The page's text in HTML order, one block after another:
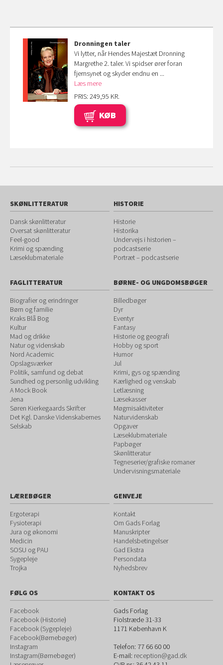
Dronningen taler
Vi lytter, når Hendes Majestæt Dronning
Margrethe 2. taler. Vi spidser ører foran
fjernsynet og skyder endnu en ...
Læs mere
PRIS: 249,95 KR.
KØB
SKØNLITTERATUR
Dansk skønlitteratur
Oversat skønlitteratur
Feel-good
Krimi og spænding
Læseklubmateriale
HISTORIE
Historie
Historika
Undervejs i historien –
podcastserie
Portræt – podcastserie
FAGLITTERATUR
Biografier og erindringer
Børn og familie
Kraks Blå Bog
Kultur
Mad og drikke
Natur og videnskab
Nord Academic
Opslagsværker
Politik, samfund og debat
Sundhed og personlig udvikling
A Mock Book
Jena
Søren Kierkegaards Skrifter
Det Kgl. Danske Videnskabernes
Selskab
BØRNE- OG UNGDOMSBØGER
Billedbøger
Dyr
Eventyr
Fantasy
Historie og geografi
Hobby og sport
Humor
Jul
Krimi, gys og spænding
Kærlighed og venskab
Letlæsning
Læsekasser
Møgmisaktiviteter
Naturvidenskab
Opgaver
Læseklubmateriale
Papbøger
Skønlitteratur
Tegneserier/grafiske romaner
Undervisningsmateriale
LÆREBØGER
Ergoterapi
Fysioterapi
Jura og økonomi
Medicin
SOSU og PAU
Sygepleje
Trojka
GENVEJE
Kontakt
Om Gads Forlag
Manuskripter
Handelsbetingelser
Gad Ekstra
Persondata
Nyhedsbrev
FØLG OS
Facebook
Facebook (Historie)
Facebook (Sygepleje)
Facebook(Børnebøger)
Instagram
Instagram(Børnebøger)
KONTAKT OS
Gads Forlag
Fiolstræde 31-33
1171 København K
Telefon: 77 66 60 00
E-mail: reception@gad.dk